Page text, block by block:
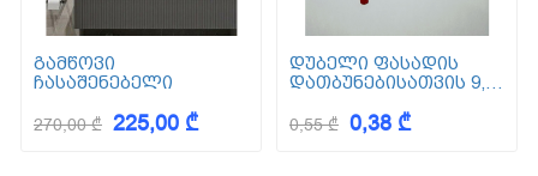
გამწოვი
ჩასაშენებელი
270,00 ₾ 225,00 ₾
დუბელი ფასადის
დათბუნებისათვის 9,5
0,55 ₾ 0,38 ₾